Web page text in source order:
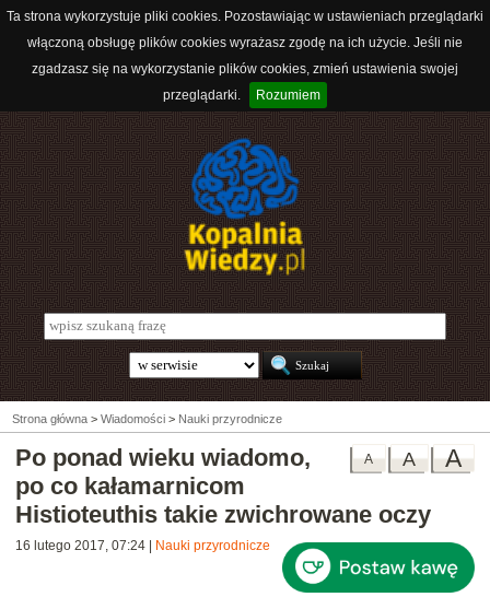
Ta strona wykorzystuje pliki cookies. Pozostawiając w ustawieniach przeglądarki
włączoną obsługę plików cookies wyrażasz zgodę na ich użycie. Jeśli nie
zgadzasz się na wykorzystanie plików cookies, zmień ustawienia swojej
przeglądarki.
Rozumiem
Strona główna > Wiadomości > Nauki przyrodnicze
A
A
A
Po ponad wieku wiadomo,
po co kałamarnicom
Histioteuthis takie zwichrowane oczy
16 lutego 2017, 07:24 Nauki przyrodnicze